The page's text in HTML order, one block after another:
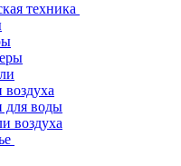
техника
для воды
воздуха